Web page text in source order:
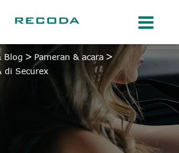
Blog
Pameran & acara
di Securex